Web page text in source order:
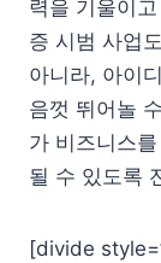
력을 기울이
증 시범 사업
아니라, 아이
음껏 뛰어놀
가 비즈니스
될 수 있도록
[divide